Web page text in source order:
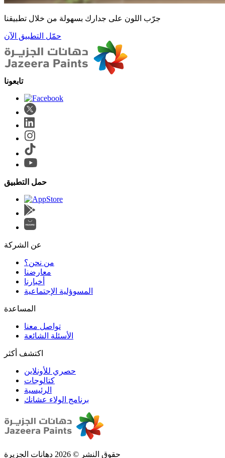
جرّب اللون على جدارك بسهولة من خلال تطبيقنا
حمّل التطبيق الآن
حمل التطبيق
عن الشركة
من نحن؟
المسوؤلية الإجتماعية
تواصل معنا
الأسئلة الشائعة
اكتشف أكثر
حصري للأونلاين
الرئيسية
برنامج الولاء عشانك
حقوق النشر © 2026 دهانات الجزيرة